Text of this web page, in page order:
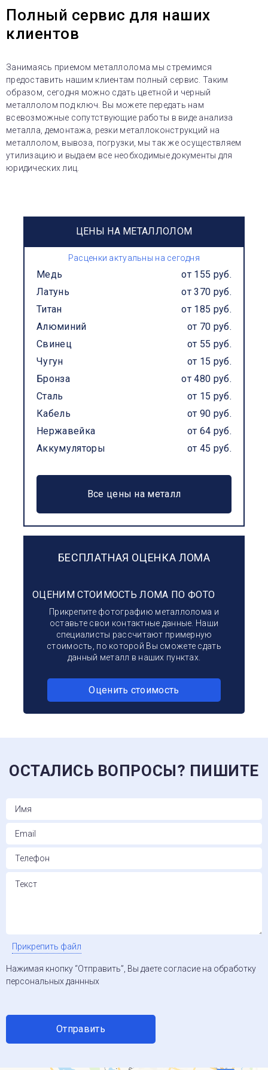
Полный сервис для наших
клиентов
Занимаясь приемом металлолома мы стремимся
предоставить нашим клиентам полный сервис. Таким
образом, сегодня можно сдать цветной и черный
металлолом под ключ. Вы можете передать нам
всевозможные сопутствующие работы в виде анализа
металла, демонтажа, резки металлоконструкций на
металлолом, вывоза, погрузки, мы так же осуществляем
утилизацию и выдаем все необходимые документы для
юридических лиц.
ЦЕНЫ НА МЕТАЛЛОЛОМ
Расценки актуальны на сегодня
Медь
от 155 руб.
Латунь
от 370 руб.
Титан
от 185 руб.
Алюминий
от 70 руб.
Свинец
от 55 руб.
Чугун
от 15 руб.
Бронза
от 480 руб.
Сталь
от 15 руб.
Кабель
от 90 руб.
Нержавейка
от 64 руб.
Аккумуляторы
от 45 руб.
Все цены на металл
БЕСПЛАТНАЯ ОЦЕНКА ЛОМА
ОЦЕНИМ СТОИМОСТЬ ЛОМА ПО ФОТО
Прикрепите фотографию металлолома и
оставьте свои контактные данные. Наши
специалисты рассчитают примерную
стоимость, по которой Вы сможете сдать
данный металл в наших пунктах.
Оценить стоимость
ОСТАЛИСЬ ВОПРОСЫ? ПИШИТЕ
Прикрепить файл
Нажимая кнопку “Отправить”, Вы даете согласие на обработку
персональных даннных